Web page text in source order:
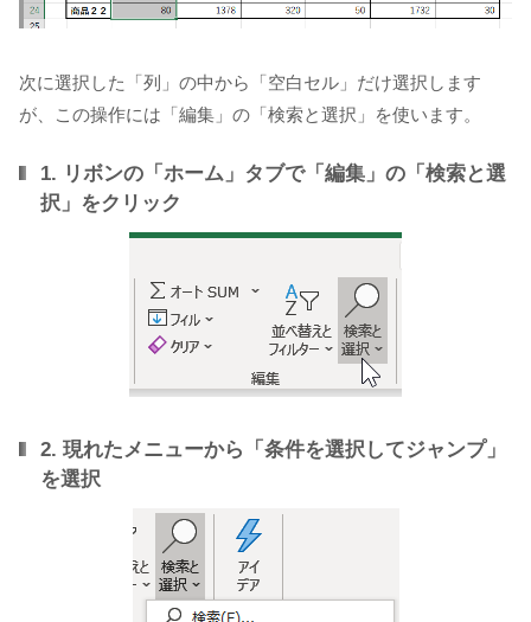
次に選択した「列」の中から「空白セル」だけ選択します
が、この操作には「編集」の「検索と選択」を使います。
1. リボンの「ホーム」タブで「編集」の「検索と選
択」をクリック
2. 現れたメニューから「条件を選択してジャンプ」
を選択